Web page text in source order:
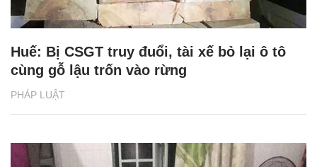
PHÁP LUẬT
Huế: Bị CSGT truy đuổi, tài xế bỏ lại ô tô
cùng gỗ lậu trốn vào rừng